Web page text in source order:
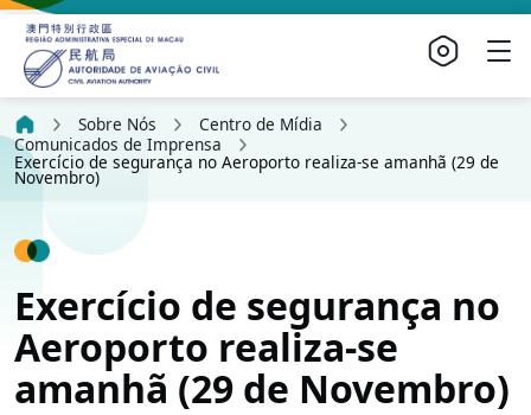
Sobre Nós
Centro de Mídia
Comunicados de Imprensa
Exercício de segurança no Aeroporto realiza-se amanhã (29 de
Novembro)
Exercício de segurança no
Aeroporto realiza-se
amanhã (29 de Novembro)